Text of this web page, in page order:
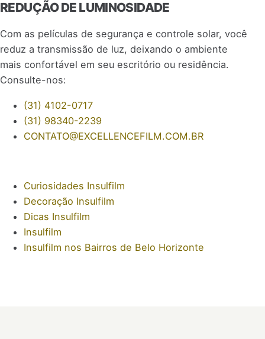
REDUÇÃO DE LUMINOSIDADE
Com as películas de segurança e controle solar, você
reduz a transmissão de luz, deixando o ambiente
mais confortável em seu escritório ou residência.
Consulte-nos:
(31) 4102-0717
(31) 98340-2239
CONTATO@EXCELLENCEFILM.COM.BR
Curiosidades Insulfilm
Decoração Insulfilm
Dicas Insulfilm
Insulfilm
Insulfilm nos Bairros de Belo Horizonte